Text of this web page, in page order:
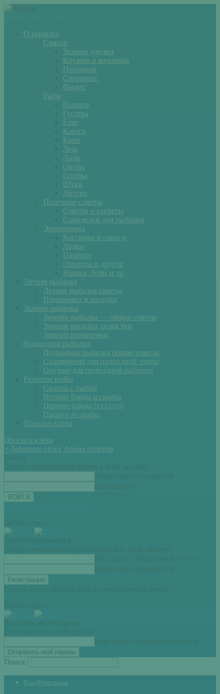
О рыбалке
Снасти
Зимние удочки
Кружки и жерлицы
Поплавок
Спиннинг
Фидер
Рыба
Голавль
Густера
Ёрш
Карась
Карп
Лещ
Линь
Окунь
Плотва
Щука
Другие
Полезные советы
Советы и секреты
Самоделки для рыбалки
Экипировка
Костюмы и сапоги
Лодки
Палатки
Эхолоты и другое
Ящики, буры и др
Летняя рыбалка
Летняя рыбалка советы
Прикормки и насадки
Зимняя рыбалка
Зимняя рыбалка — общие советы
Зимние насадки, оснастки
Зимние прикормки
Подводная рыбалка
Подводная рыбалка общие советы
Снаряжение для подводной охоты
Оружие для подводной рыбалки
Рецепты рыбы
Салаты с рыбой
Вторые блюда из рыбы
Первые блюда (уха,суп)
Пироги из рыбы
Прогноз клева
Прогноз клева
+ Добавить отчет Архив отчетов
Войти
Добро пожаловать! Войдите в Ваш аккаунт
Ваше имя пользователя
Ваш пароль
Войти через:
Зарегистрироваться
Добро пожаловать! Зарегистрируйте свой аккаунт
Ваш адрес электронной почты
Ваше имя пользователя
Пароль будет выслан Вам по электронной почте.
Войти через:
Всоатновление пароля
Восстановите свой пароль
Ваш адрес электронной почты
Поиск
Вход/Регистрация